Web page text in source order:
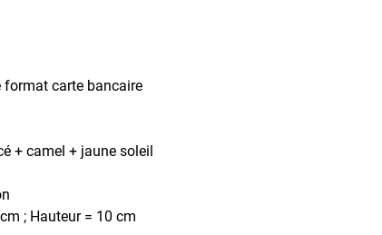
format carte bancaire
+ camel + jaune soleil
; Hauteur = 10 cm